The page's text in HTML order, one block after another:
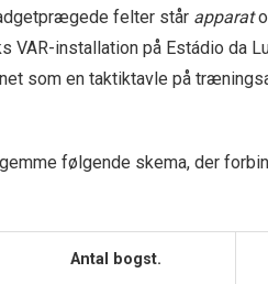
felter står apparat
VAR-installation på Estádio da
som en taktiktavle på
følgende skema, der
Antal bogst.